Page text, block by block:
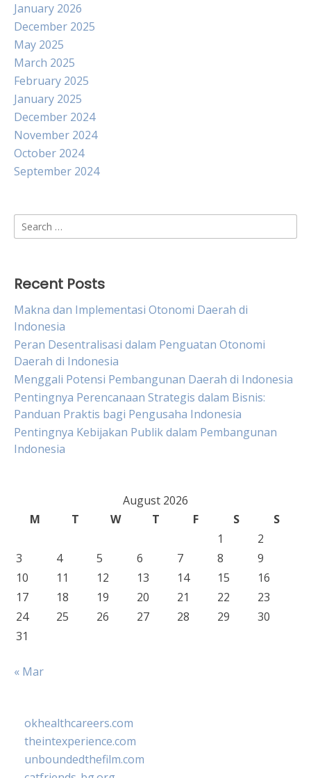
January 2026
December 2025
May 2025
March 2025
February 2025
January 2025
December 2024
November 2024
October 2024
September 2024
Search
for:
Recent Posts
Makna dan Implementasi Otonomi Daerah di
Indonesia
Peran Desentralisasi dalam Penguatan Otonomi
Daerah di Indonesia
Menggali Potensi Pembangunan Daerah di Indonesia
Pentingnya Perencanaan Strategis dalam Bisnis:
Panduan Praktis bagi Pengusaha Indonesia
Pentingnya Kebijakan Publik dalam Pembangunan
Indonesia
August 2026
M
T W T F S
S
1
2
3
4 5 6 7 8
9
10
11 12 13 14 15
16
17
18 19 20 21 22
23
24
25 26 27 28 29
30
31
« Mar
okhealthcareers.com
theintexperience.com
unboundedthefilm.com